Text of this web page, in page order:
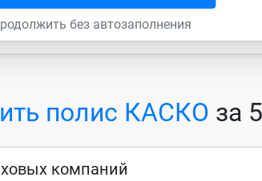
без автозаполнения
Продолжить
полис КАСКО за
компаний